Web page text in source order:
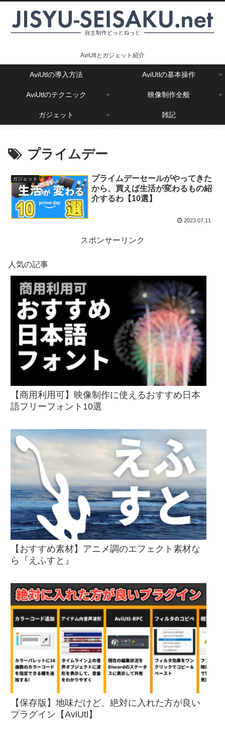
AviUtlとガジェット紹介
AviUtlの導入方法 AviUtlの基本操作
AviUtlのテクニック 映像制作全般
ガジェット 雑記
プライムデー
ガジェット
プライムデーセールがやってきた
から、買えば生活が変わるもの紹
介するわ【10選】
2023.07.11
スポンサーリンク
人気の記事
【商用利用可】映像制作に使えるおすすめ日本
語フリーフォント10選
【おすすめ素材】アニメ調のエフェクト素材な
ら『えふすと』
【保存版】地味だけど、絶対に入れた方が良い
プラグイン【AviUtl】